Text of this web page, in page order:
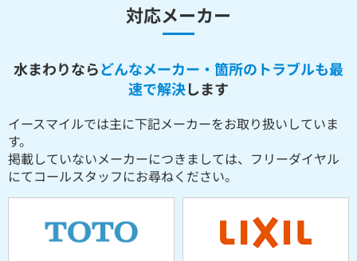
対応メーカー
水まわりならどんなメーカー・箇所のトラブルも最
速で解決します
イースマイルでは主に下記メーカーをお取り扱いしていま
す。
掲載していないメーカーにつきましては、フリーダイヤル
にてコールスタッフにお尋ねください。